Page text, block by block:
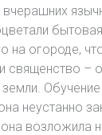
на огороде,
–
неустанно
возложила